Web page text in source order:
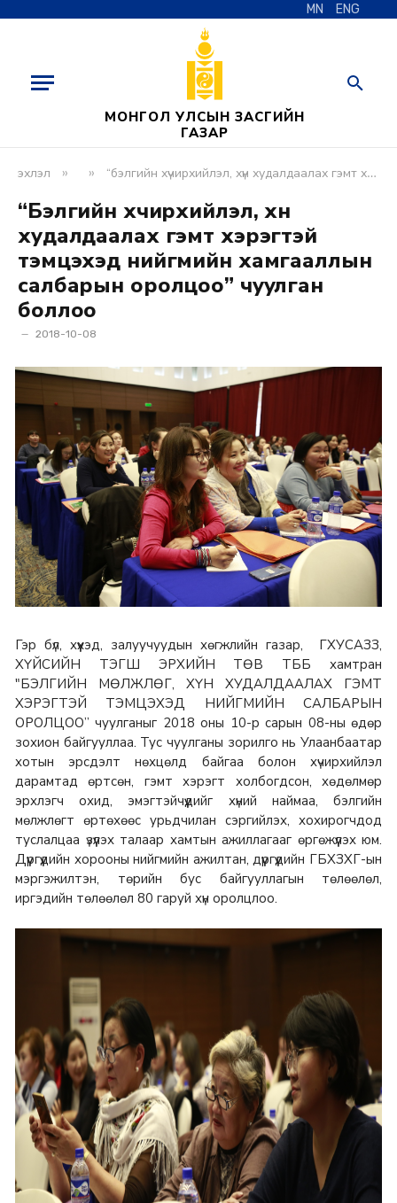
MN ENG
МОНГОЛ УЛСЫН ЗАСГИЙН
ГАЗАР
эхлэл » » “бэлгийн хүчирхийлэл, хүн худалдаалах гэмт хэрэгтэй тэмцэхэд нийгмийн хамгааллын салбарын оролцоо” чуулган боллоо
“Бэлгийн хүчирхийлэл, хүн
худалдаалах гэмт хэрэгтэй
тэмцэхэд нийгмийн хамгааллын
салбарын оролцоо” чуулган
боллоо
2018-10-08
Гэр бүл, хүүхэд, залуучуудын хөгжлийн газар, ГХУСАЗЗ,
ХҮЙСИЙН ТЭГШ ЭРХИЙН ТӨВ ТББ хамтран
"БЭЛГИЙН МӨЛЖЛӨГ, ХҮН ХУДАЛДААЛАХ ГЭМТ
ХЭРЭГТЭЙ ТЭМЦЭХЭД НИЙГМИЙН САЛБАРЫН
ОРОЛЦОО” чуулганыг 2018 оны 10-р сарын 08-ны өдөр
зохион байгууллаа. Тус чуулганы зорилго нь Улаанбаатар
хотын эрсдэлт нөхцөлд байгаа болон хүчирхийлэл
дарамтад өртсөн, гэмт хэрэгт холбогдсон, хөдөлмөр
эрхлэгч охид, эмэгтэйчүүдийг хүний наймаа, бэлгийн
мөлжлөгт өртөхөөс урьдчилан сэргийлэх, хохирогчдод
туслалцаа үзүүлэх талаар хамтын ажиллагааг өргөжүүлэх юм.
Дүүргүүдийн хорооны нийгмийн ажилтан, дүүргүүдийн ГБХЗХГ-ын
мэргэжилтэн, төрийн бус байгууллагын төлөөлөл,
иргэдийн төлөөлөл 80 гаруй хүн оролцлоо.